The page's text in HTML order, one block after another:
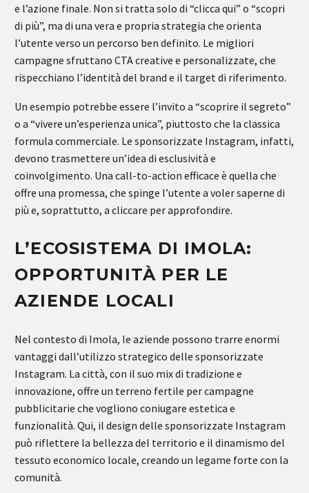
e l’azione finale. Non si tratta solo di “clicca qui” o “scopri
di più”, ma di una vera e propria strategia che orienta
l’utente verso un percorso ben definito. Le migliori
campagne sfruttano CTA creative e personalizzate, che
rispecchiano l’identità del brand e il target di riferimento.
Un esempio potrebbe essere l’invito a “scoprire il segreto”
o a “vivere un’esperienza unica”, piuttosto che la classica
formula commerciale. Le sponsorizzate Instagram, infatti,
devono trasmettere un’idea di esclusività e
coinvolgimento. Una call-to-action efficace è quella che
offre una promessa, che spinge l’utente a voler saperne di
più e, soprattutto, a cliccare per approfondire.
L’ECOSISTEMA DI IMOLA:
OPPORTUNITÀ PER LE
AZIENDE LOCALI
Nel contesto di Imola, le aziende possono trarre enormi
vantaggi dall’utilizzo strategico delle sponsorizzate
Instagram. La città, con il suo mix di tradizione e
innovazione, offre un terreno fertile per campagne
pubblicitarie che vogliono coniugare estetica e
funzionalità. Qui, il design delle sponsorizzate Instagram
può riflettere la bellezza del territorio e il dinamismo del
tessuto economico locale, creando un legame forte con la
comunità.